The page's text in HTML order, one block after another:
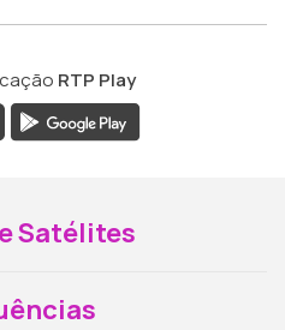
RTP Play
Satélites